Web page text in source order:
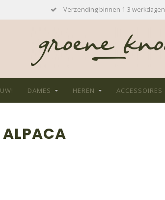
Verzending binnen 1-3 werkdagen
DAMES HEREN ACCESSOIRES
ALPACA